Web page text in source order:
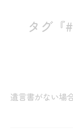
タグ『
遺言書がない場